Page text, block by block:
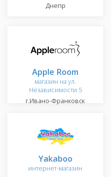
Днепр
Apple Room
магазин на ул.
Независимости 5
г.Ивано-Франковск
Yakaboo
интернет-магазин